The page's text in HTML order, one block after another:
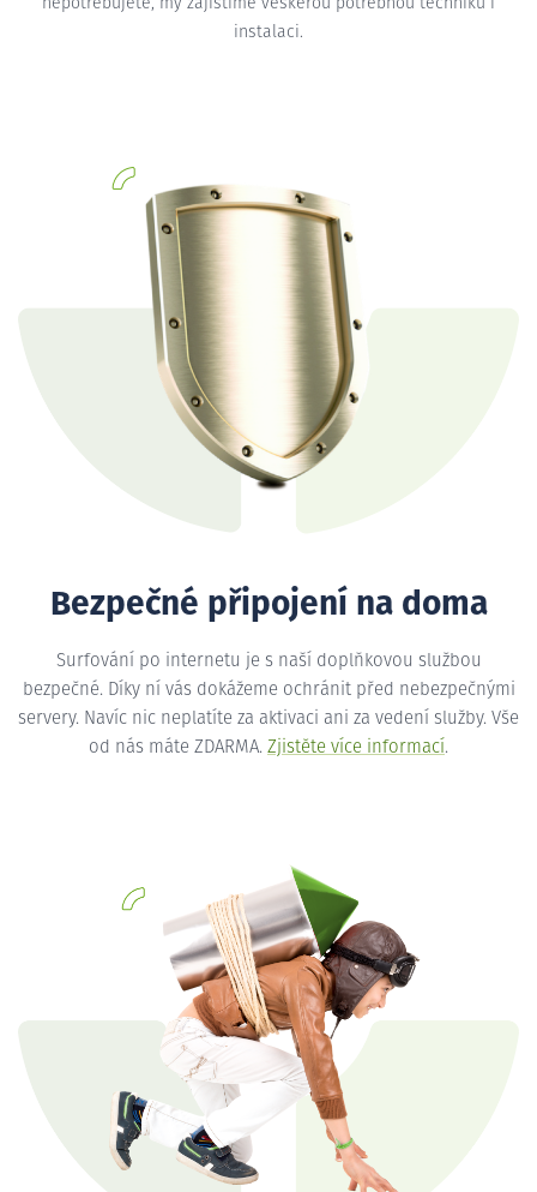
instalaci.
Bezpečné připojení na doma
Surfování po internetu je s naší doplňkovou službou
bezpečné. Díky ní vás dokážeme ochránit před nebezpečnými
servery. Navíc nic neplatíte za aktivaci ani za vedení služby. Vše
od nás máte ZDARMA. Zjistěte více informací.